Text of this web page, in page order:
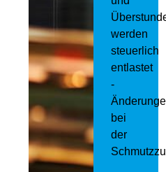
werden
steuerlich
entlastet
-
bei
der